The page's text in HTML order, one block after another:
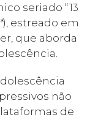
seriado “13
), estreado em
que aborda
não
de